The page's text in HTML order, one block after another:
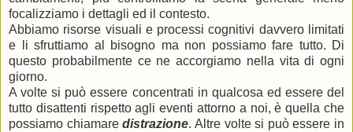
focalizziamo i dettagli ed il contesto.
Abbiamo risorse visuali e processi cognitivi davvero limitati
e li sfruttiamo al bisogno ma non possiamo fare tutto. Di
questo probabilmente ce ne accorgiamo nella vita di ogni
giorno.
A volte si può essere concentrati in qualcosa ed essere del
tutto disattenti rispetto agli eventi attorno a noi, è quella che
possiamo chiamaredistrazione. Altre volte si può essere in